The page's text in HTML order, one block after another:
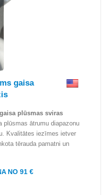
gaisa
plūsmas sviras
plūsmas ātrumu diapazonu
Kvalitātes iezīmes ietver
tērauda pamatni un
NO 91 €